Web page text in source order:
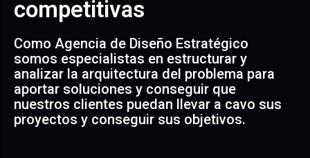
competitivas
Como Agencia de Diseño Estratégico
somos especialistas en estructurar y
analizar la arquitectura del problema para
aportar soluciones y conseguir que
nuestros clientes puedan llevar a cavo sus
proyectos y conseguir sus objetivos.